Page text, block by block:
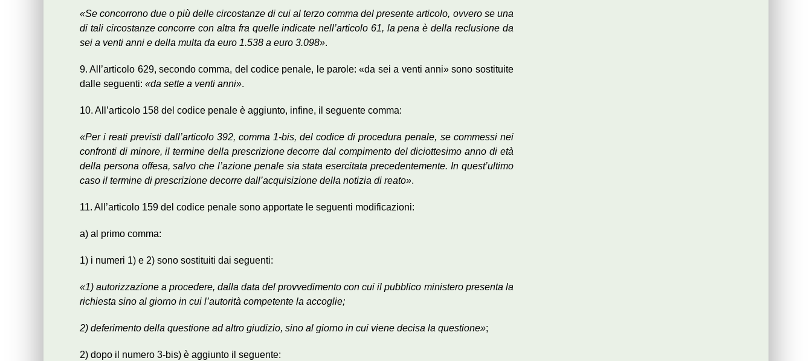
«Se concorrono due o più delle circostanze di cui al terzo comma del presente articolo, ovvero se una
di tali circostanze concorre con altra fra quelle indicate nell’articolo 61, la pena è della reclusione da
sei a venti anni e della multa da euro 1.538 a euro 3.098».
9. All’articolo 629, secondo comma, del codice penale, le parole: «da sei a venti anni» sono sostituite
dalle seguenti: «da sette a venti anni».
10. All’articolo 158 del codice penale è aggiunto, infine, il seguente comma:
«Per i reati previsti dall’articolo 392, comma 1-bis, del codice di procedura penale, se commessi nei
confronti di minore, il termine della prescrizione decorre dal compimento del diciottesimo anno di età
della persona offesa, salvo che l’azione penale sia stata esercitata precedentemente. In quest’ultimo
caso il termine di prescrizione decorre dall’acquisizione della notizia di reato».
11. All’articolo 159 del codice penale sono apportate le seguenti modificazioni:
a) al primo comma:
1) i numeri 1) e 2) sono sostituiti dai seguenti:
«1) autorizzazione a procedere, dalla data del provvedimento con cui il pubblico ministero presenta la
richiesta sino al giorno in cui l’autorità competente la accoglie;
2) deferimento della questione ad altro giudizio, sino al giorno in cui viene decisa la questione»;
2) dopo il numero 3-bis) è aggiunto il seguente: